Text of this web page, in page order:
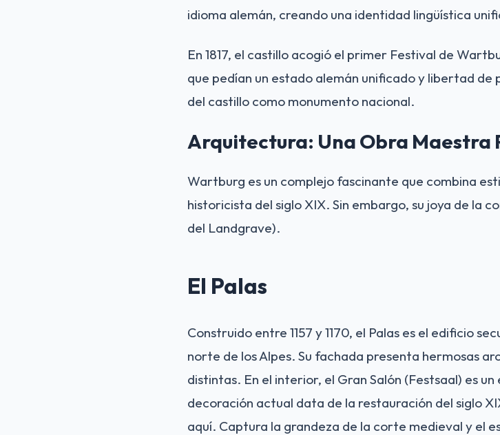
idioma alemán, creando una identidad lingüística
En 1817, el castillo acogió el primer Festival de
que pedían un estado alemán unificado y libertad de
del castillo como monumento nacional.
Arquitectura: Una Obra Maestra
Wartburg es un complejo fascinante que combina
historicista del siglo XIX. Sin embargo, su joya de la
del Landgrave).
El Palas
Construido entre 1157 y 1170, el Palas es el edificio
norte de los Alpes. Su fachada presenta hermosas
distintas. En el interior, el Gran Salón (Festsaal) es
decoración actual data de la restauración del siglo
aquí. Captura la grandeza de la corte medieval y el